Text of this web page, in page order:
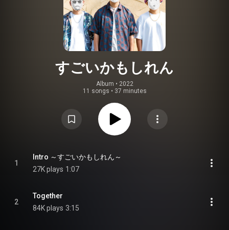
すごいかもしれん
Album • 2022
11 songs • 37 minutes
1
Intro ～すごいかもしれん～
27K plays 1:07
2
Together
84K plays 3:15